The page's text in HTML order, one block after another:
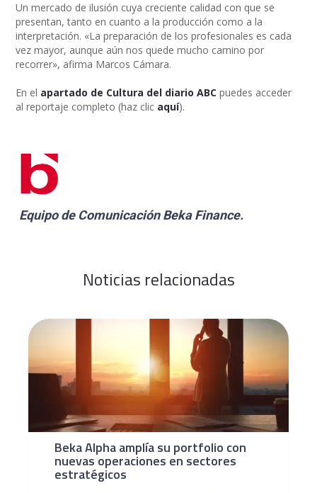
Un mercado de ilusión cuya creciente calidad con que se
presentan, tanto en cuanto a la producción como a la
interpretación. «La preparación de los profesionales es cada
vez mayor, aunque aún nos quede mucho camino por
recorrer», afirma Marcos Cámara.
En el apartado de Cultura del diario ABC puedes acceder
al reportaje completo (haz clic aquí).
Equipo de ComunicaciónBeka Finance.
Noticias relacionadas
Beka Alpha amplía su portfolio con
nuevas operaciones en sectores
estratégicos